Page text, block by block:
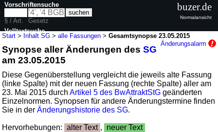
Start > Inhalt SG >alle Fassungen >Gesamtsynopse 23.05.2015
Änderungsalarm
Synopse aller Änderungen desSG
am 23.05.2015
Diese Gegenüberstellung vergleicht die jeweils alte Fassung
(linke Spalte) mit der neuen Fassung (rechte Spalte) aller am
23. Mai 2015 durchArtikel 5 des BwAttraktStG geänderten
Einzelnormen. Synopsen für andere Änderungstermine finden
Sie in derÄnderungshistorie des SG.
Hervorhebungen: alter Text , neuer Text
Vorschriftensuche
§ / Art.
Gesetz
Volltextsuche
nur in SG
buzer.de
Normalansicht